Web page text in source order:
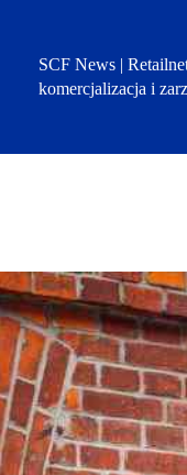
SCF News |
komercjalizacja i